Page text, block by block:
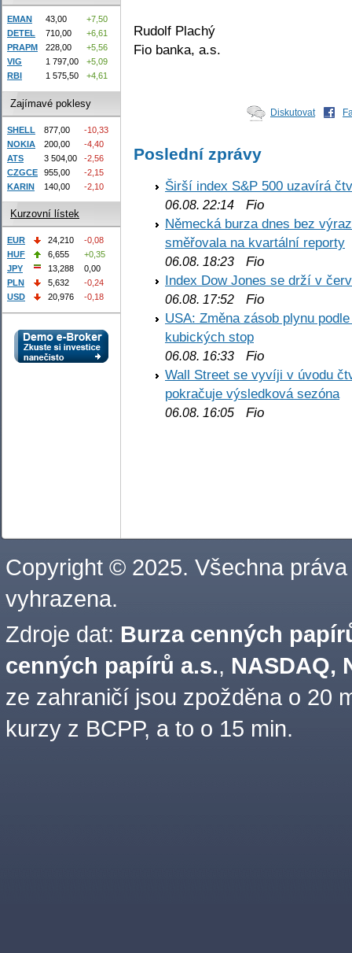
Rudolf Plachý
Fio banka, a.s.
Diskutovat
Poslední zprávy
Širší index S&P 500 uzavírá
06.08. 22:14 Fio
Německá burza dnes bez
směřovala na kvartální reporty
06.08. 18:23 Fio
Index Dow Jones se drží v
06.08. 17:52 Fio
USA: Změna zásob plynu
kubických stop
06.08. 16:33 Fio
Wall Street se vyvíji v úvodu
pokračuje výsledková sezóna
06.08. 16:05 Fio
EMAN 43,00
+7,50
DETEL
710,00
+6,61
PRAPM
228,00
+5,56
VIG
1 797,00
+5,09
RBI
1 575,50 +4,61
Zajímavé poklesy
SHELL 877,00
-10,33
NOKIA
200,00
-4,40
ATS
3 504,00
-2,56
CZGCE
955,00
-2,15
KARIN
140,00 -2,10
Kurzovní lístek
EUR 24,210
-0,08
HUF
6,655
+0,35
JPY
13,288
0,00
PLN
5,632
-0,24
USD
20,976 -0,18
Copyright © 2025. Všechna práva
vyhrazena.
Zdroje dat: Burza cenných
cenných papírů a.s., NASDAQ,
ze zahraničí jsou zpožděna o 20
kurzy z BCPP, a to o 15 min.